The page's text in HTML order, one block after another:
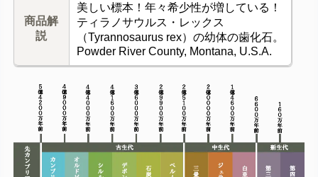
商品解
説
美しい標本！年々希少性が増している！
ティラノサウルス・レックス
（Tyrannosaurus rex）の幼体の歯化石。
Powder River County, Montana, U.S.A.